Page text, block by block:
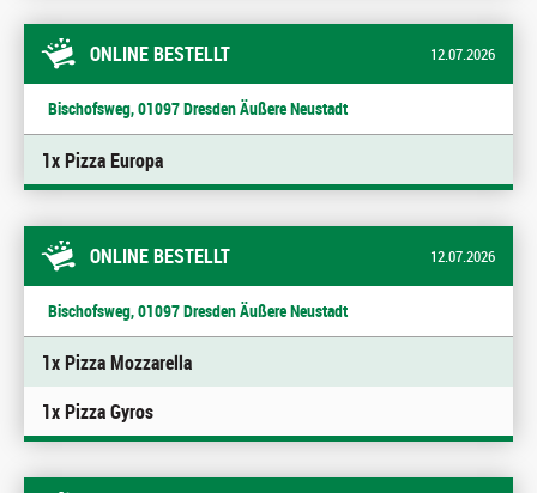
ONLINE BESTELLT 12.07.2026
Bischofsweg, 01097 Dresden Äußere Neustadt
1x Pizza Europa
ONLINE BESTELLT 12.07.2026
Bischofsweg, 01097 Dresden Äußere Neustadt
1x Pizza Mozzarella
1x Pizza Gyros